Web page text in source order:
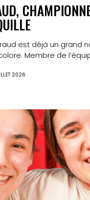
est déjà un grand
Membre de
2026